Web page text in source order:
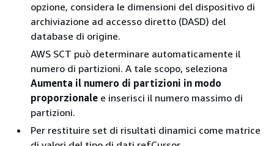
opzione, considera le dimensioni del dispositivo di
archiviazione ad accesso diretto (DASD) del
database di origine.
AWS SCT può determinare automaticamente il
numero di partizioni. A tale scopo, seleziona
Aumenta il numero di partizioni in modo
proporzionale e inserisci il numero massimo di
partizioni.
Per restituire set di risultati dinamici come matrice